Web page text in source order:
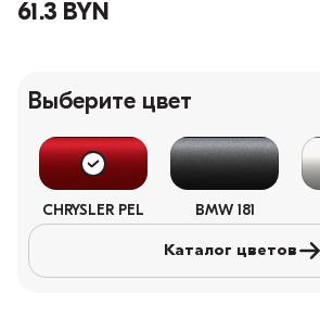
61.3 BYN
Выберите цвет
CHRYSLER PEL BMW 181
Каталог цветов